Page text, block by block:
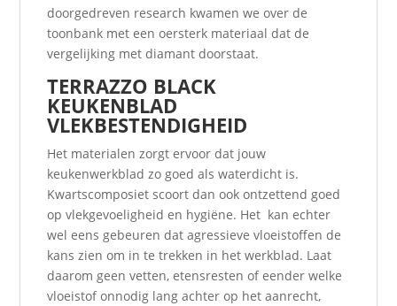
doorgedreven research kwamen we over de
toonbank met een oersterk materiaal dat de
vergelijking met diamant doorstaat.
TERRAZZO BLACK
KEUKENBLAD
VLEKBESTENDIGHEID
Het materialen zorgt ervoor dat jouw
keukenwerkblad zo goed als waterdicht is.
Kwartscomposiet scoort dan ook ontzettend goed
op vlekgevoeligheid en hygiëne. Het kan echter
wel eens gebeuren dat agressieve vloeistoffen de
kans zien om in te trekken in het werkblad. Laat
daarom geen vetten, etensresten of eender welke
vloeistof onnodig lang achter op het aanrecht,